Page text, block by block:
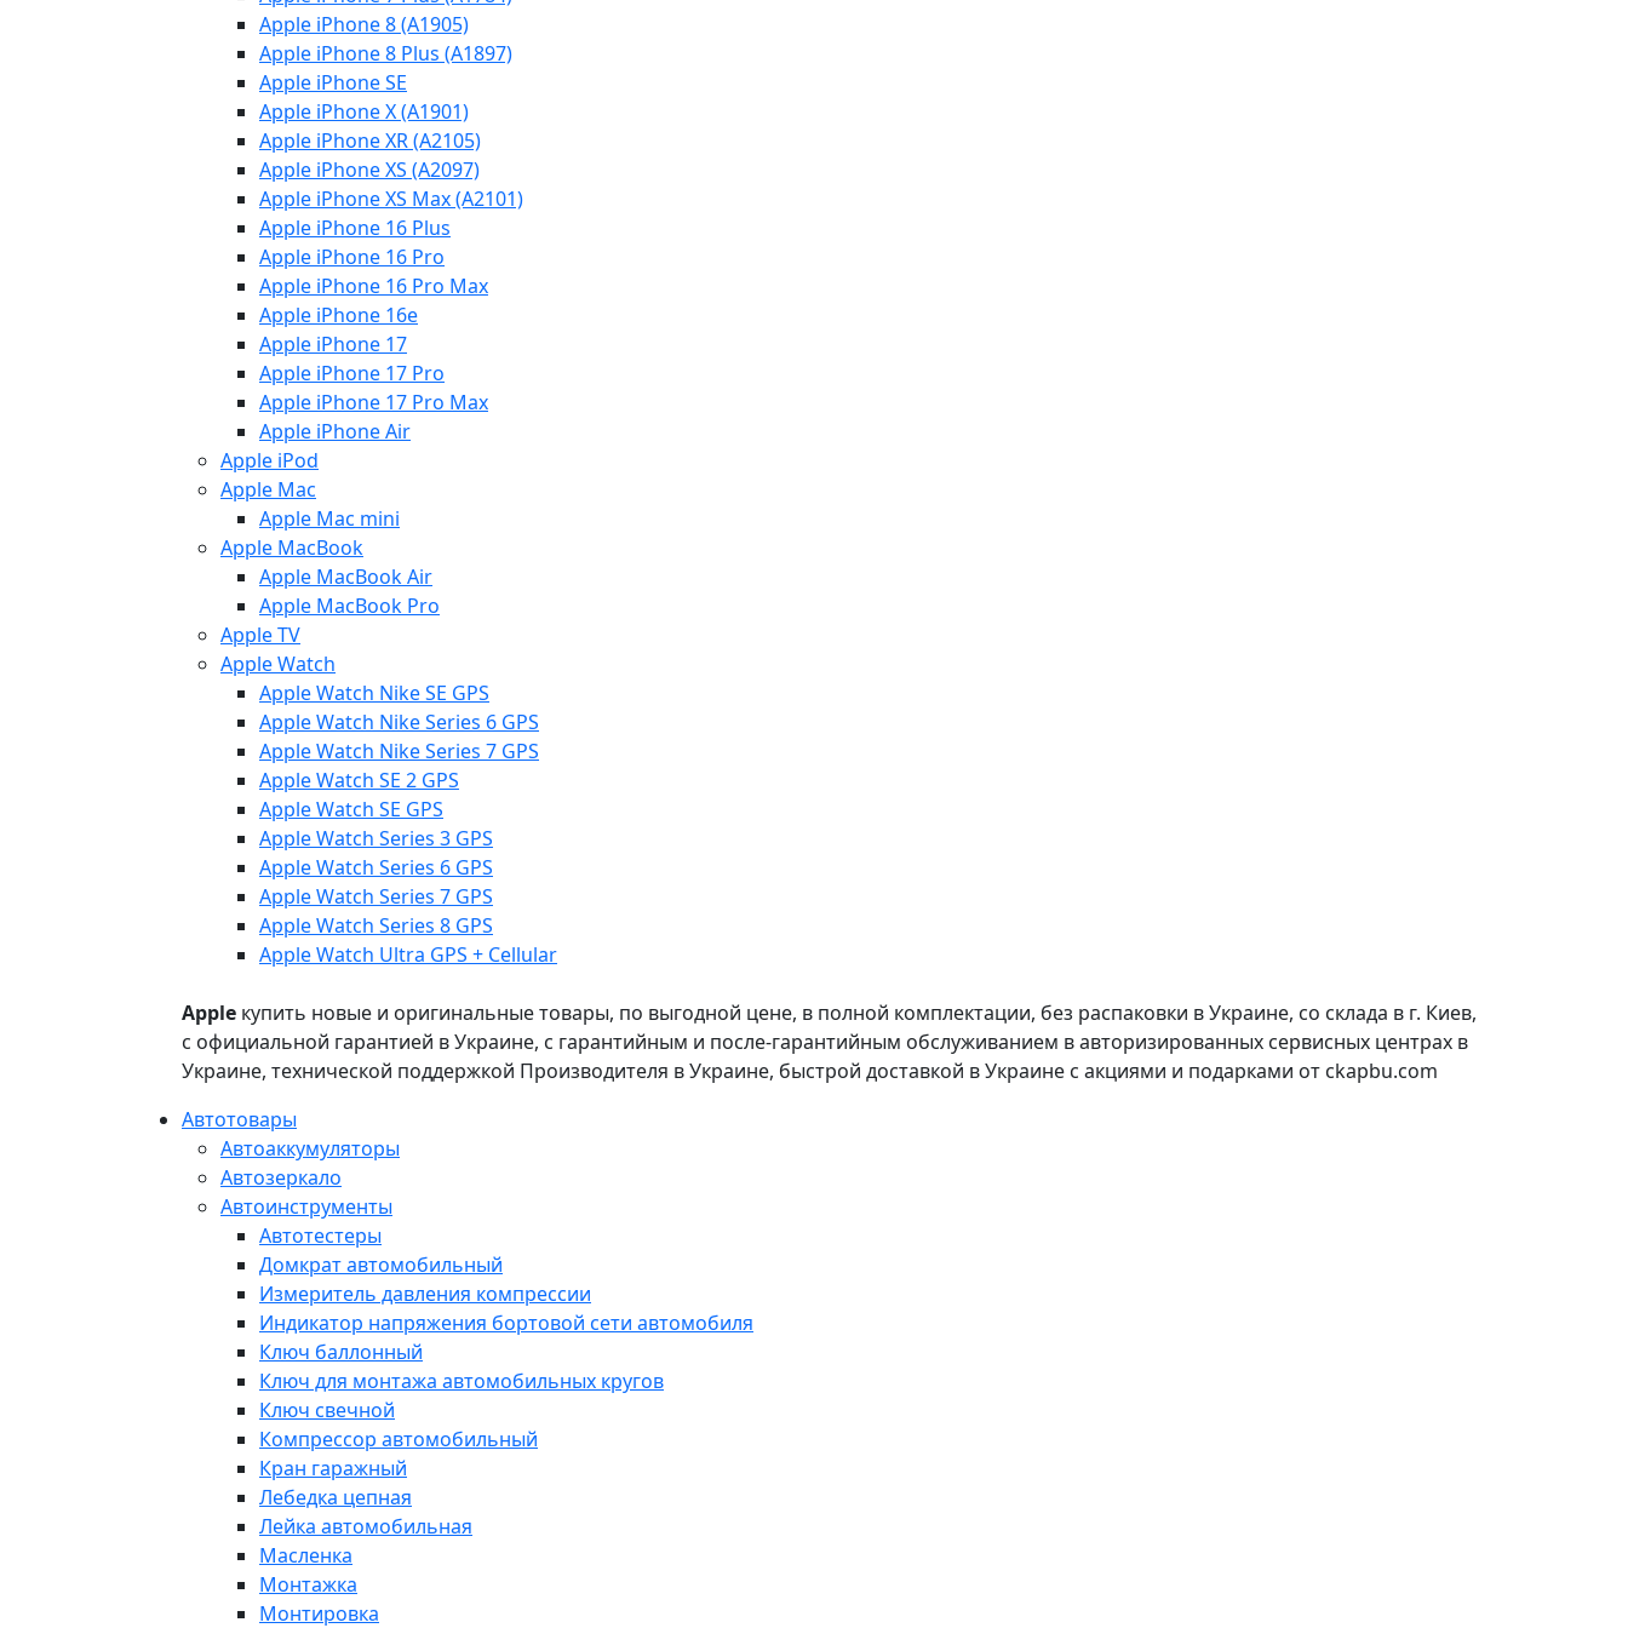
Apple iPhone 8 (A1905)
Apple iPhone 8 Plus (A1897)
Apple iPhone SE
Apple iPhone X (A1901)
Apple iPhone XR (A2105)
Apple iPhone XS (A2097)
Apple iPhone XS Max (A2101)
Apple iPhone 16 Plus
Apple iPhone 16 Pro
Apple iPhone 16 Pro Max
Apple iPhone 16e
Apple iPhone 17
Apple iPhone 17 Pro
Apple iPhone 17 Pro Max
Apple iPhone Air
Apple iPod
Apple Mac
Apple Mac mini
Apple MacBook
Apple MacBook Air
Apple MacBook Pro
Apple TV
Apple Watch
Apple Watch Nike SE GPS
Apple Watch Nike Series 6 GPS
Apple Watch Nike Series 7 GPS
Apple Watch SE 2 GPS
Apple Watch SE GPS
Apple Watch Series 3 GPS
Apple Watch Series 6 GPS
Apple Watch Series 7 GPS
Apple Watch Series 8 GPS
Apple Watch Ultra GPS + Cellular
Apple купить новые и оригинальные товары, по выгодной цене, в полной комплектации, без распаковки в Украине, со склада в г. Киев,
с официальной гарантией в Украине, с гарантийным и после-гарантийным обслуживанием в авторизированных сервисных центрах в
Украине, технической поддержкой Производителя в Украине, быстрой доставкой в Украине с акциями и подарками от ckapbu.com
Автотовары
Автоаккумуляторы
Автозеркало
Автоинструменты
Автотестеры
Домкрат автомобильный
Измеритель давления компрессии
Индикатор напряжения бортовой сети автомобиля
Ключ баллонный
Ключ для монтажа автомобильных кругов
Ключ свечной
Компрессор автомобильный
Кран гаражный
Лебедка цепная
Лейка автомобильная
Масленка
Монтажка
Монтировка